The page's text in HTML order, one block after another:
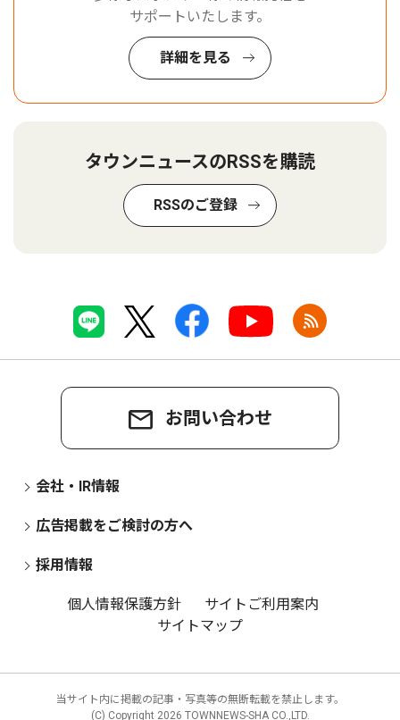
サポートいたします。
詳細を見る
タウンニュースのRSSを購読
RSSのご登録
お問い合わせ
会社・IR情報
広告掲載をご検討の方へ
採用情報
個人情報保護方針
サイトご利用案内
サイトマップ
当サイト内に掲載の記事・写真等の無断転載を禁止します。
(C) Copyright 2026 TOWNNEWS-SHA CO.,LTD.